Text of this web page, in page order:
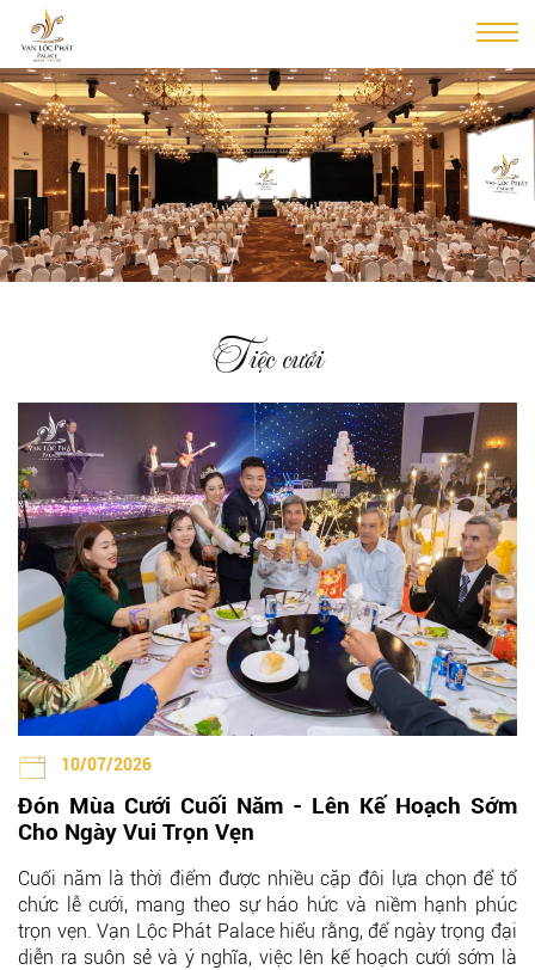
Tiệc cưới
10/07/2026
Đón Mùa Cưới Cuối Năm - Lên Kế Hoạch Sớm
Cho Ngày Vui Trọn Vẹn
Cuối năm là thời điểm được nhiều cặp đôi lựa chọn để tổ
chức lễ cưới, mang theo sự háo hức và niềm hạnh phúc
trọn vẹn. Vạn Lộc Phát Palace hiểu rằng, để ngày trọng đại
diễn ra suôn sẻ và ý nghĩa, việc lên kế hoạch cưới sớm là